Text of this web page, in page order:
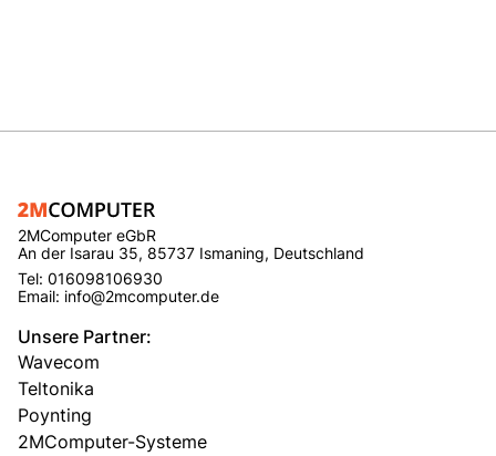
2MComputer eGbR
An der Isarau 35, 85737 Ismaning, Deutschland
Tel: 016098106930
Email: info@2mcomputer.de
Unsere Partner:
Wavecom
Teltonika
Poynting
2MComputer-Systeme